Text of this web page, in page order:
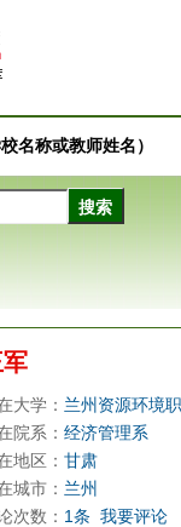
名称或教师姓名）
大学： 兰州资源环境
院系： 经济管理系
地区： 甘肃
城市： 兰州
次数： 1条 我要评论